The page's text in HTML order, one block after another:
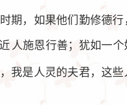
期，如果他们勤修德行
人施恩行善；犹如一个
我是人灵的夫君，这些